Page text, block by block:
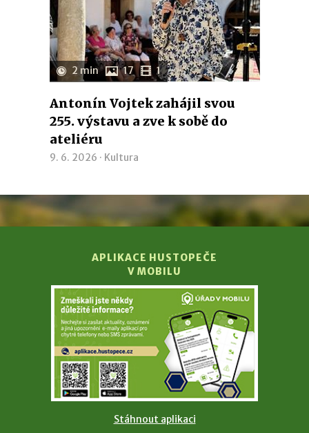
2 min 17 1
Antonín Vojtek zahájil svou
255. výstavu a zve k sobě do
ateliéru
9. 6. 2026 · Kultura
APLIKACE HUSTOPEČE
V MOBILU
Stáhnout aplikaci